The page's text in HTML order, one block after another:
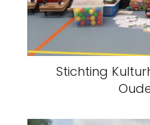
Stichting